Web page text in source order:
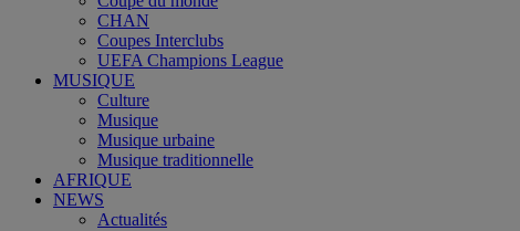
CHAN
Coupes Interclubs
UEFA Champions League
MUSIQUE
Culture
Musique
Musique urbaine
Musique traditionnelle
AFRIQUE
NEWS
Actualités